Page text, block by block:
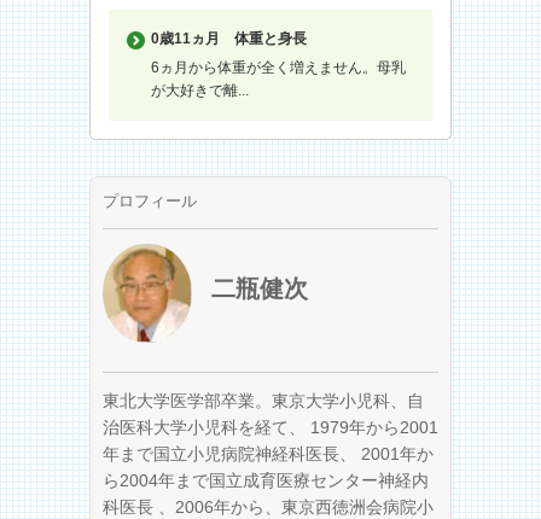
0歳11ヵ月
体重と身長
6ヵ月から体重が全く増えません。母乳
が大好きで離...
プロフィール
二瓶健次
東北大学医学部卒業。東京大学小児科、自
治医科大学小児科を経て、 1979年から2001
年まで国立小児病院神経科医長、 2001年か
ら2004年まで国立成育医療センター神経内
科医長 、2006年から、東京西徳洲会病院小